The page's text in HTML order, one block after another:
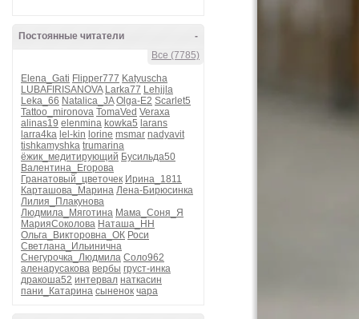
-
Постоянные читатели
Все (7785)
Elena_Gati Flipper777 Katyuscha
LUBAFIRISANOVA Larka77 Lehjjla
Leka_66 Natalica_JA Olga-E2 Scarlet5
Tattoo_mironova TomaVed Veraxa
alinas19 elenmina kowka5 larans
larra4ka lel-kin lorine msmar nadyavit
tishkamyshka trumarina
ёжик_медитирующий Бусильда50
Валентина_Егорова
Гранатовый_цветочек Ирина_1811
Карташова_Марина Лена-Бирюсинка
Лилия_Плакунова
Людмила_Мяготина Мама_Соня_Я
МарияСоколова Наташа_НН
Ольга_Викторовна_ОК Роси
Светлана_Ильинична
Снегурочка_Людмила Соло962
аленарусакова вербы груст-инка
дракоша52 интервал наткасин
пани_Катарина сыненок чара